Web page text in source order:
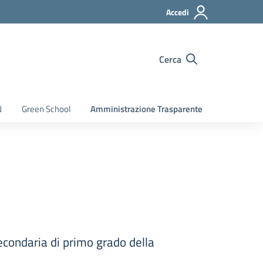
Accedi
Cerca
Green School Amministrazione Trasparente
di primo grado della